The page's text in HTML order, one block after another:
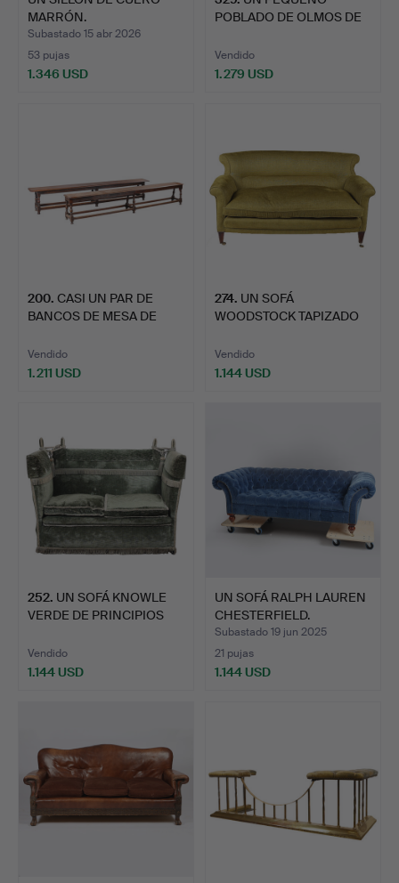
MARRÓN.
Subastado 15 abr 2026
53 pujas
1.346 USD
POBLADO DE OLMOS DE
Vendido
1.279 USD
200. CASI UN PAR DE
BANCOS DE MESA DE
Vendido
1.211 USD
274. UN SOFÁ
WOODSTOCK TAPIZADO
Vendido
1.144 USD
252. UN SOFÁ KNOWLE
VERDE DE PRINCIPIOS
Vendido
1.144 USD
UN SOFÁ RALPH LAUREN
CHESTERFIELD.
Subastado 19 jun 2025
21 pujas
1.144 USD